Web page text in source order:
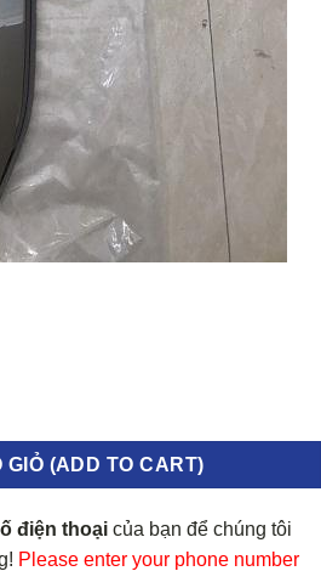
ACCENT 2021-2023 số lượng
GIỎ (ADD TO CART)
điện thoại của bạn để chúng tôi
Please enter your phone number